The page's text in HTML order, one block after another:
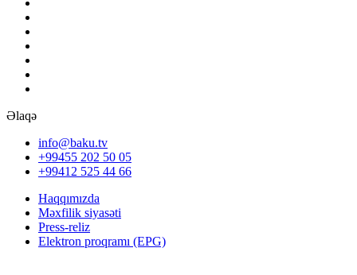
Əlaqə
info@baku.tv
+99455 202 50 05
+99412 525 44 66
Haqqımızda
Məxfilik siyasəti
Press-reliz
Elektron proqramı (EPG)